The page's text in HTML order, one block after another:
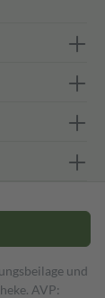
und
AVP: